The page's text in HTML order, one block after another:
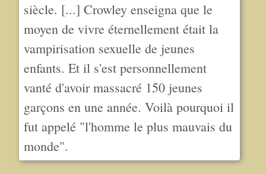
siècle. [...] Crowley enseigna que le
moyen de vivre éternellement était la
vampirisation sexuelle de jeunes
enfants. Et il s'est personnellement
vanté d'avoir massacré 150 jeunes
garçons en une année. Voilà pourquoi il
fut appelé "l'homme le plus mauvais du
monde".